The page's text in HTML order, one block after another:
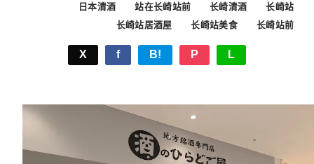
日本清酒
站在长崎站前 长崎清酒
长崎站
长崎站居酒屋
长崎站美食 长崎站前
X f B! P L